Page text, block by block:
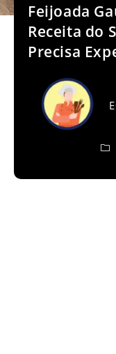
Feijoada
Receita do
Precisa